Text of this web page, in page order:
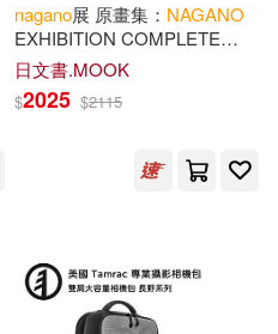
nagano展 原畫集： NAGANO
EXHIBITION COMPLETE
WORKS
日文書.MOOK
$2025 $2115